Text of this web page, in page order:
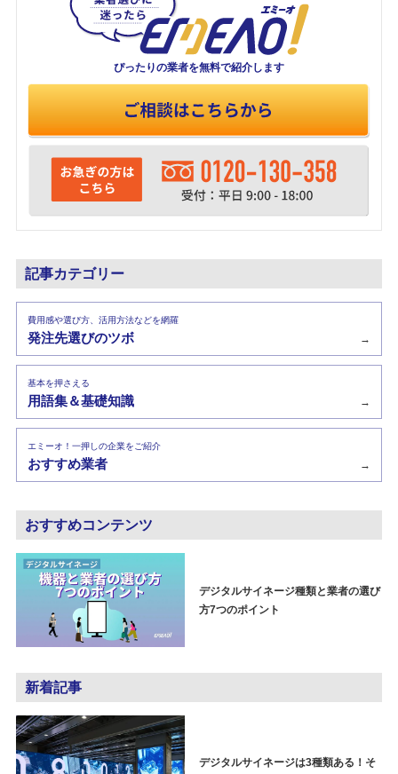
ぴったりの業者を無料で紹介します
記事カテゴリー
費用感や選び方、活用方法などを網羅
発注先選びのツボ →
基本を押さえる
用語集＆基礎知識 →
エミーオ！一押しの企業をご紹介
おすすめ業者 →
おすすめコンテンツ
デジタルサイネージ種類と業者の選び
方7つのポイント
新着記事
デジタルサイネージは3種類ある！そ